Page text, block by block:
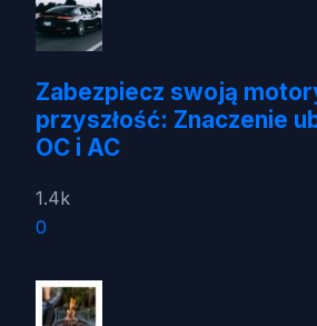
Zabezpiecz swoją
przyszłość: Znaczenie
OC i AC
1.4k
0